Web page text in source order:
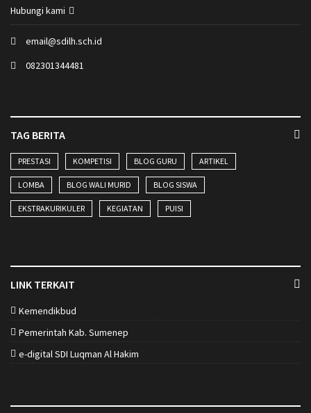
Hubungi kami
email@sdilh.sch.id
082301344481
TAG BERITA
PRESTASI KOMPETISI BLOG GURU ARTIKEL
LOMBA BLOG WALI MURID BLOG SISWA
EKSTRAKURIKULER KEGIATAN PUISI
LINK TERKAIT
Kemendikbud
Pemerintah Kab. Sumenep
e-digital SDI Luqman Al Hakim